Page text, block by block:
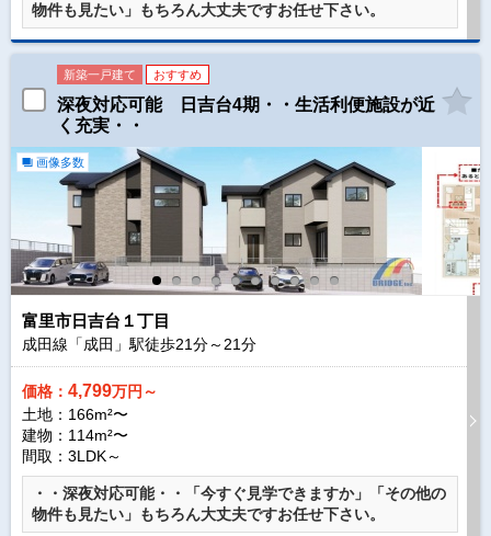
物件も見たい」もちろん大丈夫ですお任せ下さい。
新築一戸建て おすすめ
深夜対応可能 日吉台4期・・生活利便施設が近
く充実・・
画像多数
富里市日吉台１丁目
成田線「成田」駅徒歩21分～ 21分
価格： 4,799万円～
土地：166m²〜
建物：114m²〜
間取：3LDK～
・・深夜対応可能・・「今すぐ見学できますか」「その他の
物件も見たい」もちろん大丈夫ですお任せ下さい。